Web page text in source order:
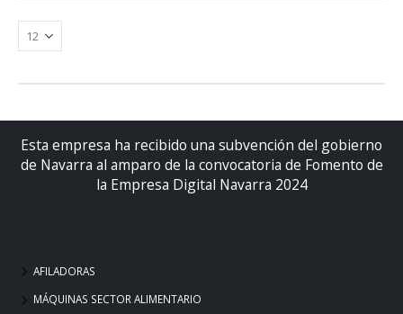
Esta empresa ha recibido una subvención del gobierno
de Navarra al amparo de la convocatoria de Fomento de
la Empresa Digital Navarra 2024
AFILADORAS
MÁQUINAS SECTOR ALIMENTARIO